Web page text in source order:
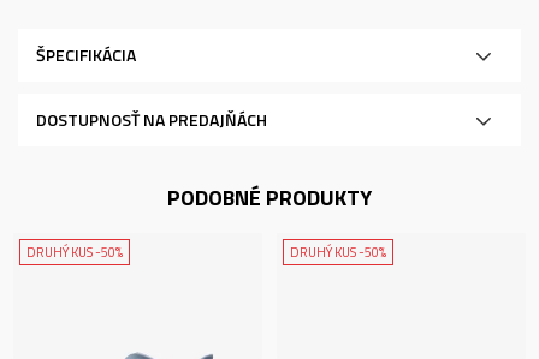
ŠPECIFIKÁCIA
DOSTUPNOSŤ NA PREDAJŇÁCH
PODOBNÉ PRODUKTY
DRUHÝ KUS -50% DRUHÝ KUS -50%